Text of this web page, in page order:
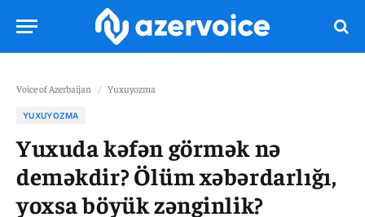
Voice of Azerbaijan / Yuxuyozma
YUXUYOZMA
Yuxuda kəfən görmək nə
deməkdir? Ölüm xəbərdarlığı,
yoxsa böyük zənginlik?